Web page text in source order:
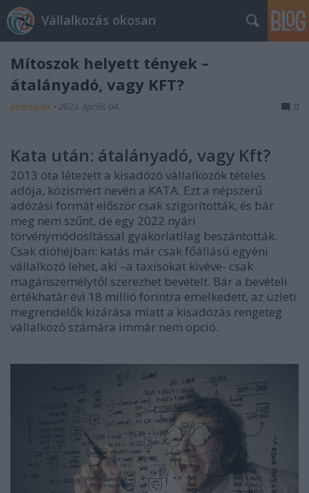
Vállalkozás okosan
Mítoszok helyett tények –
átalányadó, vagy KFT?
prosequor • 2023. április 04. 0
Kata után: átalányadó, vagy Kft?
2013 óta létezett a kisadózó vállalkozók tételes
adója, közismert nevén a KATA. Ezt a népszerű
adózási formát először csak szigorították, és bár
meg nem szűnt, de egy 2022 nyári
törvénymódosítással gyakorlatilag beszántották.
Csak dióhéjban: katás már csak főállású egyéni
vállalkozó lehet, aki –a taxisokat kivéve- csak
magánszemélytől szerezhet bevételt. Bár a bevételi
értékhatár évi 18 millió forintra emelkedett, az üzleti
megrendelők kizárása miatt a kisadózás rengeteg
vállalkozó számára immár nem opció.